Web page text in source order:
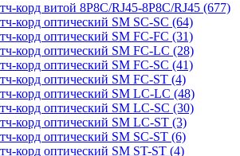
корд витой 8P8C/RJ45-8P8C/RJ45 (677)
корд оптический SM SC-SC (64)
корд оптический SM FC-FC (31)
корд оптический SM FC-LC (28)
корд оптический SM FC-SC (41)
корд оптический SM FC-ST (4)
корд оптический SM LC-LC (48)
корд оптический SM LC-SC (30)
корд оптический SM LC-ST (3)
корд оптический SM SC-ST (6)
корд оптический SM ST-ST (4)